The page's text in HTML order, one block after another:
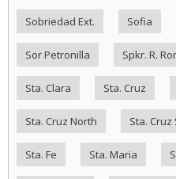
Sobriedad Ext. Sofia
Sor Petronilla Spkr. R.
Sta. Clara Sta. Cruz
Sta. Cruz North Sta. Cruz
Sta. Fe Sta. Maria